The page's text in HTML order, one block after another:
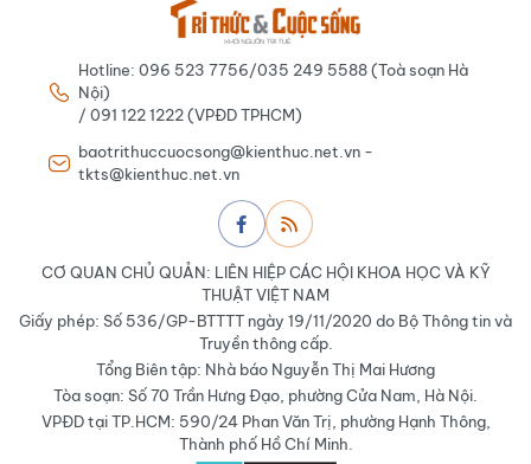
Hotline: 096 523 7756/035 249 5588 (Toà soạn Hà
Nội)
/ 091 122 1222 (VPĐD TPHCM)
baotrithuccuocsong@kienthuc.net.vn -
tkts@kienthuc.net.vn
CƠ QUAN CHỦ QUẢN: LIÊN HIỆP CÁC HỘI KHOA HỌC VÀ KỸ
THUẬT VIỆT NAM
Giấy phép: Số 536/GP-BTTTT ngày 19/11/2020 do Bộ Thông tin và
Truyền thông cấp.
Tổng Biên tập: Nhà báo Nguyễn Thị Mai Hương
Tòa soạn: Số 70 Trần Hưng Đạo, phường Cửa Nam, Hà Nội.
VPĐD tại TP.HCM: 590/24 Phan Văn Trị, phường Hạnh Thông,
Thành phố Hồ Chí Minh.